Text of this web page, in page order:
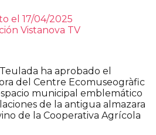
el 17/04/2025
Vistanova TV
ha aprobado el
del Centre Ecomuseogràfic
municipal emblemático
de la antigua almazara
de la Cooperativa Agrícola